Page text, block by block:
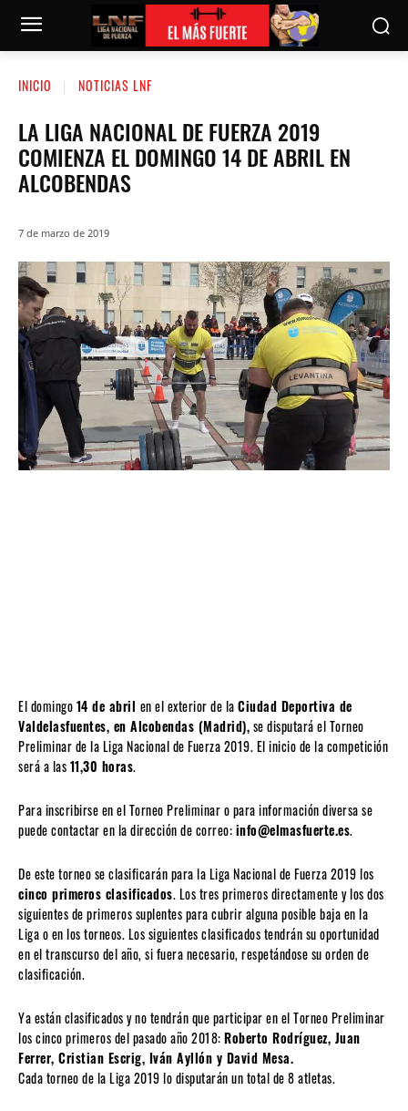
INICIO NOTICIAS LNF
LA LIGA NACIONAL DE FUERZA 2019
COMIENZA EL DOMINGO 14 DE ABRIL EN
ALCOBENDAS
7 de marzo de 2019
El domingo14 de abril en el exterior de laCiudad Deportiva de
Valdelasfuentes, en Alcobendas (Madrid),se disputará el Torneo
Preliminar de la Liga Nacional de Fuerza 2019. El inicio de la competición
será a las11,30 horas.
Para inscribirse en el Torneo Preliminar o para información diversa se
puede contactar en la dirección de correo:info@elmasfuerte.es.
De este torneo se clasificarán para la Liga Nacional de Fuerza 2019 los
cinco primeros clasificados. Los tres primeros directamente y los dos
siguientes de primeros suplentes para cubrir alguna posible baja en la
Liga o en los torneos. Los siguientes clasificados tendrán su oportunidad
en el transcurso del año, si fuera necesario, respetándose su orden de
clasificación.
Ya están clasificados y no tendrán que participar en el Torneo Preliminar
los cinco primeros del pasado año 2018:Roberto Rodríguez, Juan
Ferrer, Cristian Escrig, Iván Ayllón y David Mesa.
Cada torneo de la Liga 2019 lo disputarán un total de 8 atletas.